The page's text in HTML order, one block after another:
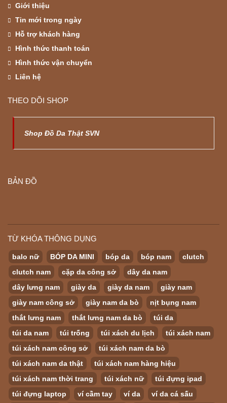
Giới thiệu
Tin mới trong ngày
Hỗ trợ khách hàng
Hình thức thanh toán
Hình thức vận chuyển
Liên hệ
THEO DÕI SHOP
Shop Đồ Da Thật SVN
BẢN ĐỒ
TỪ KHÓA THÔNG DỤNG
balo nữ BÓP DA MINI bóp da bóp nam
clutch
clutch nam
cặp da công sở
dây da nam
dây lưng nam
giày da giày da nam
giày nam
giày nam công sở
giày nam da bò
nịt bụng nam
thắt lưng nam
thắt lưng nam da bò
túi da
túi da nam
túi trống túi xách du lịch
túi xách nam
túi xách nam công sở
túi xách nam da bò
túi xách nam da thật
túi xách nam hàng hiệu
túi xách nam thời trang
túi xách nữ
túi đựng ipad
túi đựng laptop
ví cầm tay ví da
ví da cá sấu